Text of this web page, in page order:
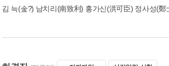
김 늑(金?) 남치리(南致利) 홍가신(洪可臣) 정사성(鄭